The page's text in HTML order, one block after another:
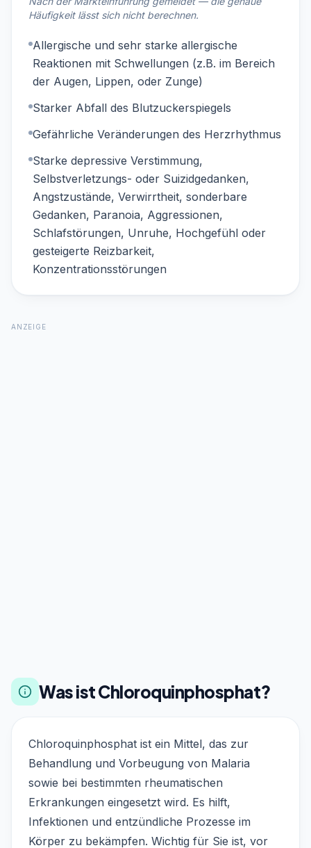
Häufigkeit lässt sich nicht berechnen.
Allergische und sehr starke allergische
Reaktionen mit Schwellungen (z.B. im Bereich
der Augen, Lippen, oder Zunge)
Starker Abfall des Blutzuckerspiegels
Gefährliche Veränderungen des Herzrhythmus
Starke depressive Verstimmung,
Selbstverletzungs- oder Suizidgedanken,
Angstzustände, Verwirrtheit, sonderbare
Gedanken, Paranoia, Aggressionen,
Schlafstörungen, Unruhe, Hochgefühl oder
gesteigerte Reizbarkeit,
Konzentrationsstörungen
ANZEIGE
Was ist Chloroquinphosphat?
Chloroquinphosphat ist ein Mittel, das zur
Behandlung und Vorbeugung von Malaria
sowie bei bestimmten rheumatischen
Erkrankungen eingesetzt wird. Es hilft,
Infektionen und entzündliche Prozesse im
Körper zu bekämpfen. Wichtig für Sie ist, vor